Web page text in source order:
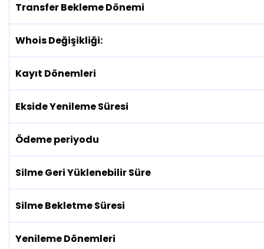
Transfer Bekleme Dönemi
Whois Değişikliği:
Kayıt Dönemleri
Ekside Yenileme Süresi
Ödeme periyodu
Silme Geri Yüklenebilir Süre
Silme Bekletme Süresi
Yenileme Dönemleri